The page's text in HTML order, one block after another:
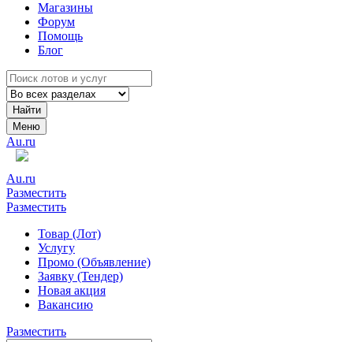
Магазины
Форум
Помощь
Блог
Найти
Меню
Au.ru
Au.ru
Разместить
Разместить
Товар (Лот)
Услугу
Промо (Объявление)
Заявку (Тендер)
Новая акция
Вакансию
Разместить